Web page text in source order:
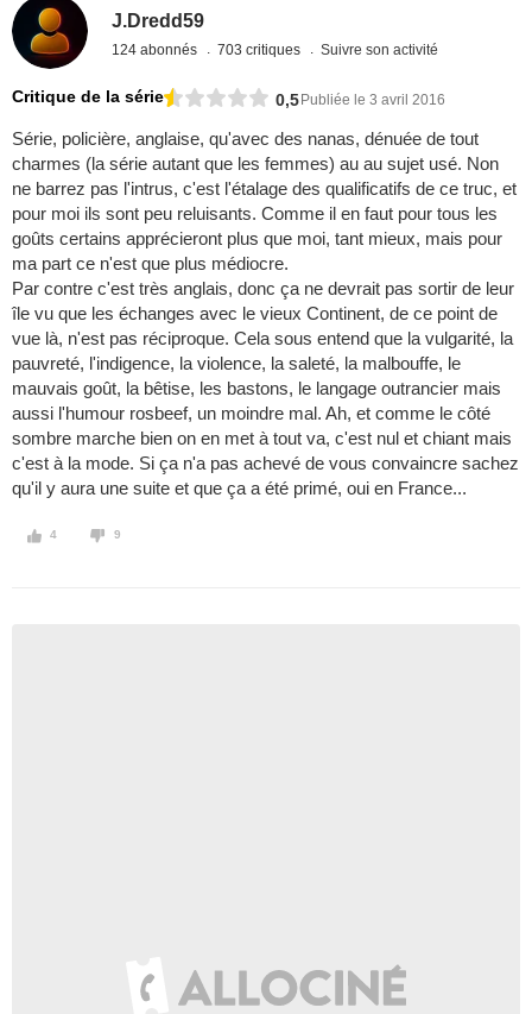
J.Dredd59
124 abonnés 703 critiques Suivre son activité
Critique de la série 0,5Publiée le 3 avril 2016
Série, policière, anglaise, qu'avec des nanas, dénuée de tout
charmes (la série autant que les femmes) au au sujet usé. Non
ne barrez pas l'intrus, c'est l'étalage des qualificatifs de ce truc, et
pour moi ils sont peu reluisants. Comme il en faut pour tous les
goûts certains apprécieront plus que moi, tant mieux, mais pour
ma part ce n'est que plus médiocre.
Par contre c'est très anglais, donc ça ne devrait pas sortir de leur
île vu que les échanges avec le vieux Continent, de ce point de
vue là, n'est pas réciproque. Cela sous entend que la vulgarité, la
pauvreté, l'indigence, la violence, la saleté, la malbouffe, le
mauvais goût, la bêtise, les bastons, le langage outrancier mais
aussi l'humour rosbeef, un moindre mal. Ah, et comme le côté
sombre marche bien on en met à tout va, c'est nul et chiant mais
c'est à la mode. Si ça n'a pas achevé de vous convaincre sachez
qu'il y aura une suite et que ça a été primé, oui en France...
4 9